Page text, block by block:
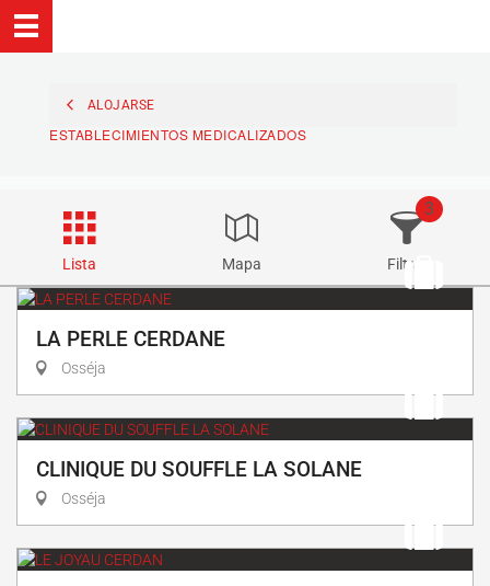
ALOJARSE
ESTABLECIMIENTOS MEDICALIZADOS
Lista Mapa Filtrar
3
LA PERLE CERDANE
Osséja
CLINIQUE DU SOUFFLE LA SOLANE
Osséja